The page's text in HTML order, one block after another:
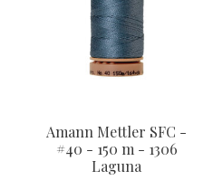
Amann Mettler SFC -
#40 - 150 m - 1306
Laguna